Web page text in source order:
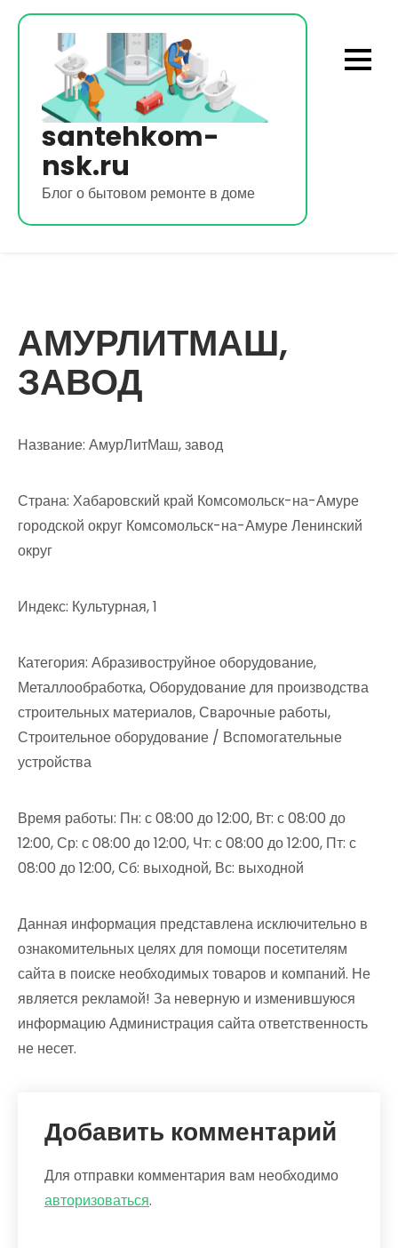
Перейти
содержимому
santehkom-
nsk.ru
Блог о бытовом ремонте в доме
АМУРЛИТМАШ,
ЗАВОД
Название: АмурЛитМаш, завод
Страна: Хабаровский край Комсомольск-на-Амуре
городской округ Комсомольск-на-Амуре Ленинский
округ
Индекс: Культурная, 1
Категория: Абразивоструйное оборудование,
Металлообработка, Оборудование для производства
строительных материалов, Сварочные работы,
Строительное оборудование / Вспомогательные
устройства
Время работы: Пн: с 08:00 до 12:00, Вт: с 08:00 до
12:00, Ср: с 08:00 до 12:00, Чт: с 08:00 до 12:00, Пт: с
08:00 до 12:00, Сб: выходной, Вс: выходной
Данная информация представлена исключительно в
ознакомительных целях для помощи посетителям
сайта в поиске необходимых товаров и компаний. Не
является рекламой! За неверную и изменившуюся
информацию Администрация сайта ответственность
не несет.
Добавить комментарий
Для отправки комментария вам необходимо
авторизоваться.